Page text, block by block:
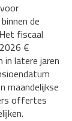
de
fiscaal
€
in latere jaren
maandelijkse
offertes